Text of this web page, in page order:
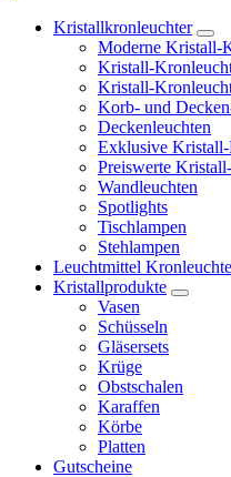
Kristallkronleuchter
Moderne Kristall-
Kristall-
Kristall-
Korb- und
Deckenleuchten
Exklusive
Preiswerte
Wandleuchten
Spotlights
Tischlampen
Stehlampen
Leuchtmittel
Kristallprodukte
Vasen
Schüsseln
Gläsersets
Krüge
Obstschalen
Karaffen
Körbe
Platten
Gutscheine